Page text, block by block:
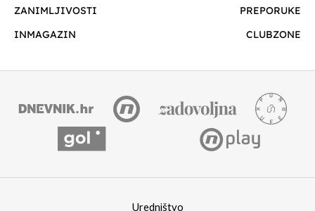
ZANIMLJIVOSTI
PREPORUKE
INMAGAZIN
CLUBZONE
Uredništvo